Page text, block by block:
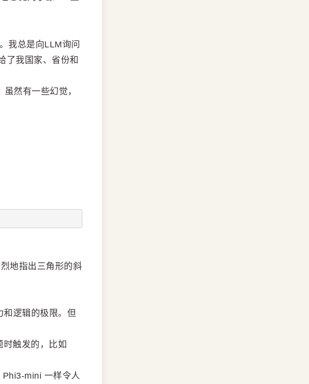
我总是向LLM询问
了我国家、省份和
然有一些幻觉，
地指出三角形的斜
逻辑的极限。但
触发的，比如
mini 一样令人